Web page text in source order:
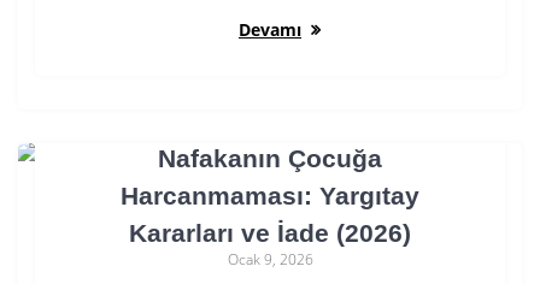
Devamı
Nafakanın Çocuğa
Harcanmaması: Yargıtay
Kararları ve İade (2026)
Ocak 9, 2026